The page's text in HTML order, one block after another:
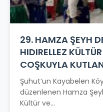
29. HAMZA ŞEYH
HIDIRELLEZ
COŞKUYLA
Şuhut’un Kayabelen
düzenlenen Hamza
Kültür ve...